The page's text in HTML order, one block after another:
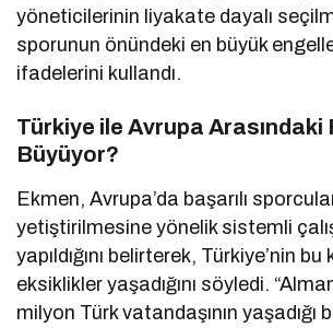
yöneticilerinin liyakate dayalı
sporunun önündeki en büyük
ifadelerini kullandı.
Türkiye ile Avrupa Arasındaki
Büyüyor?
Ekmen, Avrupa’da başarılı
yetiştirilmesine yönelik sistemli
yapıldığını belirterek, Türkiye’nin
eksiklikler yaşadığını söyledi.
milyon Türk vatandaşının yaşadığı